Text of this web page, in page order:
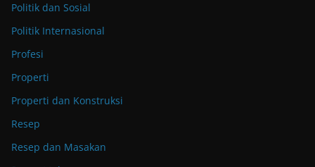
Politik dan Sosial
Politik Internasional
Profesi
Properti
Properti dan Konstruksi
Resep
Resep dan Masakan